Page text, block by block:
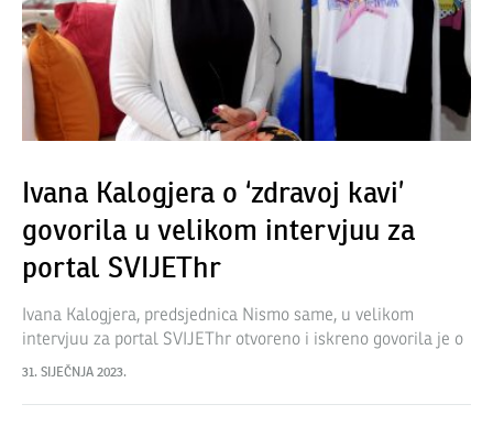
Ivana Kalogjera o ‘zdravoj kavi’
govorila u velikom intervjuu za
portal SVIJEThr
Ivana Kalogjera, predsjednica Nismo same, u velikom
intervjuu za portal SVIJEThr otvoreno i iskreno govorila je o
tome zašto se posvetila humanitarnom radu te što za nju
31. SIJEČNJA 2023.